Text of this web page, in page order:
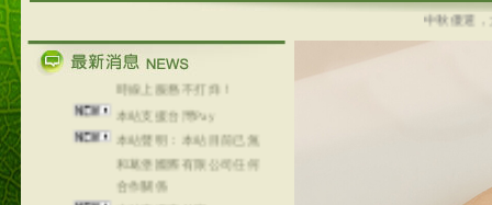
中秋優選，大
Line@aphrodite2020 24小
時線上服務不打烊！
本站支援台灣Pay
本站聲明：本站目前已無
和葛堡國際有限公司任何
合作關係
本站支援支付宝